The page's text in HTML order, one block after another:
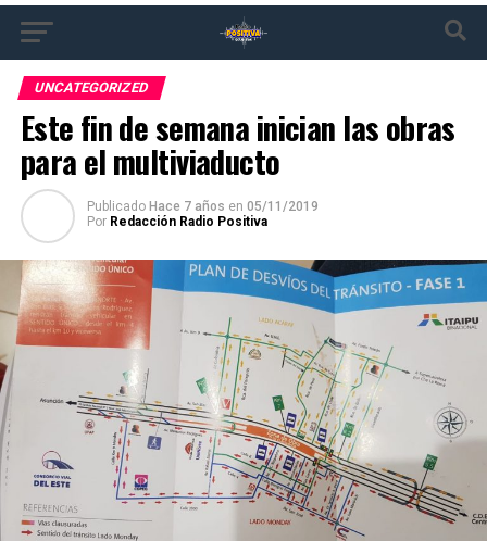
UNCATEGORIZED
Este fin de semana inician las obras
para el multiviaducto
Publicado Hace 7 años en 05/11/2019
Por Redacción Radio Positiva